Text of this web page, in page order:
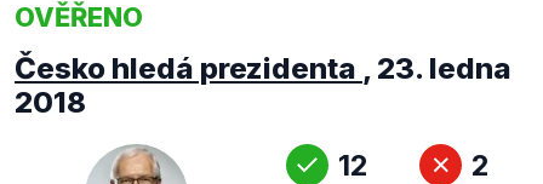
OVĚŘENO
Česko hledá prezidenta , 23. ledna
2018
12
2